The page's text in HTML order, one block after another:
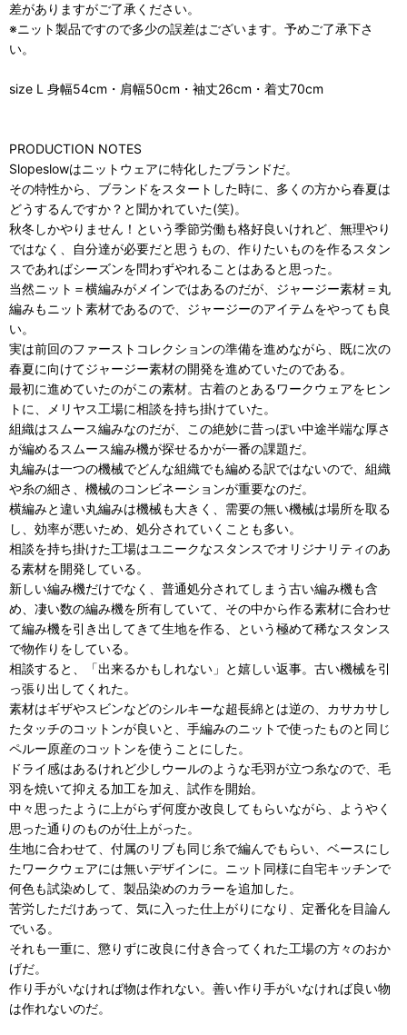
差がありますがご了承ください。
※ニット製品ですので多少の誤差はございます。予めご了承下さ
い。
size L 身幅54cm・肩幅50cm・袖丈26cm・着丈70cm
PRODUCTION NOTES
Slopeslowはニットウェアに特化したブランドだ。
その特性から、ブランドをスタートした時に、多くの方から春夏は
どうするんですか？と聞かれていた(笑)。
秋冬しかやりません！という季節労働も格好良いけれど、無理やり
ではなく、自分達が必要だと思うもの、作りたいものを作るスタン
スであればシーズンを問わずやれることはあると思った。
当然ニット＝横編みがメインではあるのだが、ジャージー素材＝丸
編みもニット素材であるので、ジャージーのアイテムをやっても良
い。
実は前回のファーストコレクションの準備を進めながら、既に次の
春夏に向けてジャージー素材の開発を進めていたのである。
最初に進めていたのがこの素材。古着のとあるワークウェアをヒン
トに、メリヤス工場に相談を持ち掛けていた。
組織はスムース編みなのだが、この絶妙に昔っぽい中途半端な厚さ
が編めるスムース編み機が探せるかが一番の課題だ。
丸編みは一つの機械でどんな組織でも編める訳ではないので、組織
や糸の細さ、機械のコンビネーションが重要なのだ。
横編みと違い丸編みは機械も大きく、需要の無い機械は場所を取る
し、効率が悪いため、処分されていくことも多い。
相談を持ち掛けた工場はユニークなスタンスでオリジナリティのあ
る素材を開発している。
新しい編み機だけでなく、普通処分されてしまう古い編み機も含
め、凄い数の編み機を所有していて、その中から作る素材に合わせ
て編み機を引き出してきて生地を作る、という極めて稀なスタンス
で物作りをしている。
相談すると、「出来るかもしれない」と嬉しい返事。古い機械を引
っ張り出してくれた。
素材はギザやスビンなどのシルキーな超長綿とは逆の、カサカサし
たタッチのコットンが良いと、手編みのニットで使ったものと同じ
ペルー原産のコットンを使うことにした。
ドライ感はあるけれど少しウールのような毛羽が立つ糸なので、毛
羽を焼いて抑える加工を加え、試作を開始。
中々思ったように上がらず何度か改良してもらいながら、ようやく
思った通りのものが仕上がった。
生地に合わせて、付属のリブも同じ糸で編んでもらい、ベースにし
たワークウェアには無いデザインに。ニット同様に自宅キッチンで
何色も試染めして、製品染めのカラーを追加した。
苦労しただけあって、気に入った仕上がりになり、定番化を目論ん
でいる。
それも一重に、懲りずに改良に付き合ってくれた工場の方々のおか
げだ。
作り手がいなければ物は作れない。善い作り手がいなければ良い物
は作れないのだ。